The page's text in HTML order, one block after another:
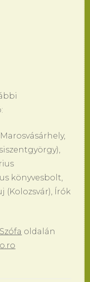
könyvesbolt,
(Kolozsvár), Írók
Szófa oldalán